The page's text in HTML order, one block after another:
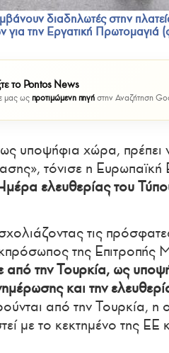
διαδηλωτές στην
για την Εργατική Πρωτομαγιά
το Pontos News
μας ωςπροτιμώμενη πηγή στην Αναζήτηση
υποψήφια χώρα, πρέπει
τόνισε η
ελευθερίας του
τις
της
από την Τουρκία, ως
και την
από την Τουρκία, η
με το κεκτημένο της ΕΕ